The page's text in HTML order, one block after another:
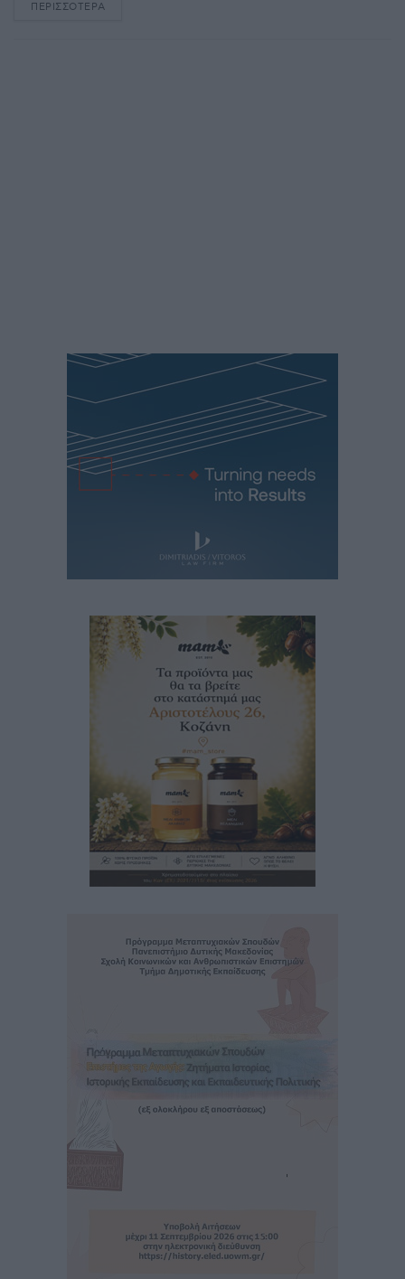
ΠΕΡΙΣΣΌΤΕΡΑ